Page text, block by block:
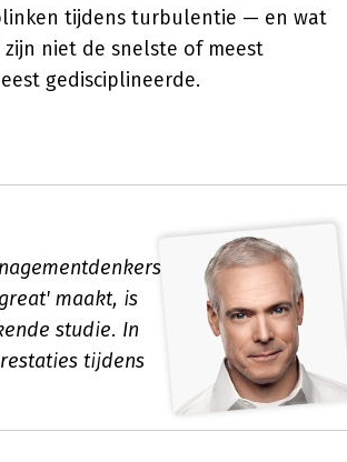
tijdens turbulentie — en wat
niet de snelste of meest
gedisciplineerde.
maakt, is
studie. In
tijdens